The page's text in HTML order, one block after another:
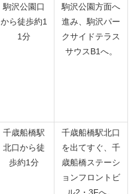
駒沢公園口
から徒歩約1
1分
駒沢公園方面へ
進み、駒沢パー
クサイドテラス
サウスB1へ。
千歳船橋駅
北口から徒
歩約1分
千歳船橋駅北口
を出てすぐ、千
歳船橋ステーシ
ョンフロントビ